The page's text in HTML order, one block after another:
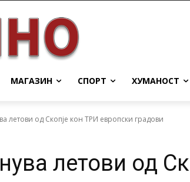
МАГАЗИН СПОРТ ХУМАНОСТ
летови од Скопје кон ТРИ европски градови
летови од